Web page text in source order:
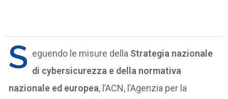
S eguendo le misure della Strategia nazionale
di cybersicurezza e della normativa
nazionale ed europea, l’ACN, l’Agenzia per la